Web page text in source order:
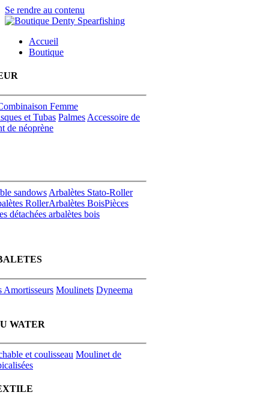
Se rendre au contenu
Accueil
Boutique
Femme
et Tubas Palmes Accessoire de
de néoprène
sandows Arbalètes Stato-Roller
RollerArbalètes BoisPièces
détachées arbalètes bois
Amortisseurs Moulinets Dyneema
WATER
et coulisseau Moulinet de